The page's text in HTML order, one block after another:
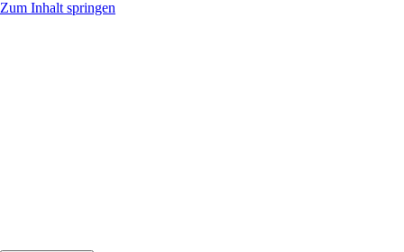
Zum Inhalt springen